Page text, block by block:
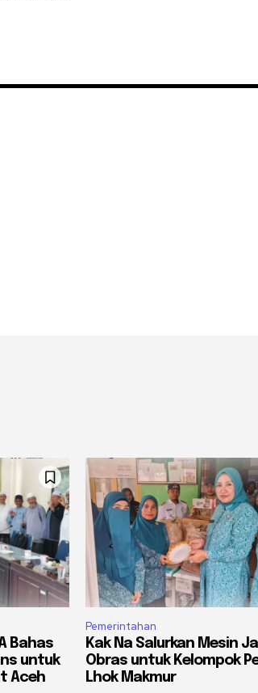
Bahas
untuk
Aceh
Pemerintahan
Kak Na Salurkan Mesin
Obras untuk Kelompok
Lhok Makmur